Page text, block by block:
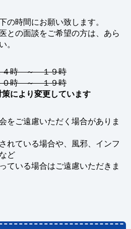
の時間にお願い致します。
との面談をご希望の方は、あら
。
４時 ～ １９時
０時 ～ １９時
により変更しています
をご遠慮いただく場合がありま
れている場合や、風邪、インフ
ど
ている場合はご遠慮いただきま